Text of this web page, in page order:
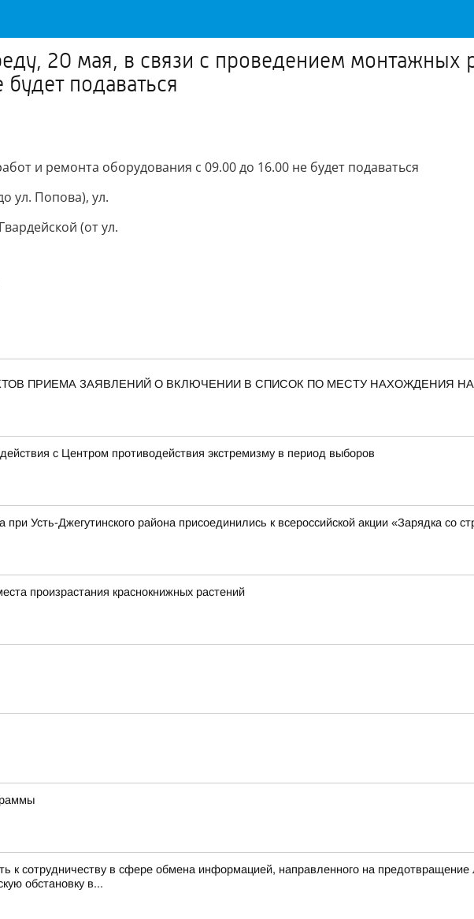
20 мая, в связи с проведением монтажных
подаваться
и ремонта оборудования с 09.00 до 16.00 не будет подаваться
ул. Попова), ул.
(от ул.
ПРИЕМА ЗАЯВЛЕНИЙ О ВКЛЮЧЕНИИ В СПИСОК ПО МЕСТУ НАХОЖДЕНИЯ
с Центром противодействия экстремизму в период выборов
Усть-Джегутинского района присоединились к всероссийской акции «Зарядка со
произрастания краснокнижных растений
к сотрудничеству в сфере обмена информацией, направленного на
обстановку в...